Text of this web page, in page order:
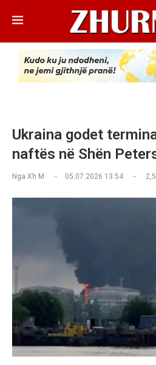
Ukraina godet
naftës në Shën
Nga Xh M 05.07.2026 13:54